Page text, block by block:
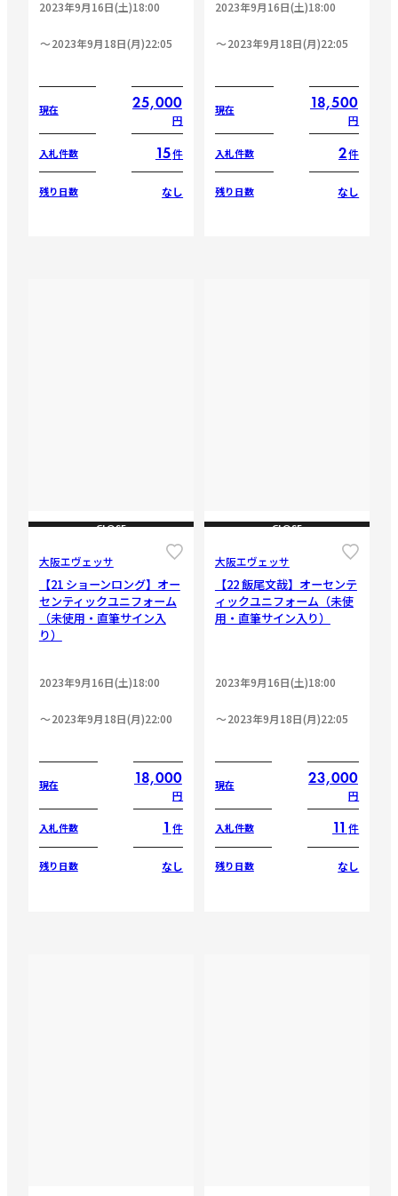
2023年9月16日(土)18:00
2023年9月18日(月)22:05
現在 25,000
円
入札件数 15件
残り日数 なし
2023年9月16日(土)18:00
2023年9月18日(月)22:05
現在 18,500
円
入札件数 2件
残り日数 なし
CLOSE
大阪エヴェッサ
【21 ショーンロング】オー
センティックユニフォーム
（未使用・直筆サイン入
り）
2023年9月16日(土)18:00
2023年9月18日(月)22:00
現在 18,000
円
入札件数 1 件
残り日数 なし
CLOSE
大阪エヴェッサ
【22 飯尾文哉】オーセンテ
ィックユニフォーム（未使
用・直筆サイン入り）
2023年9月16日(土)18:00
2023年9月18日(月)22:05
現在 23,000
円
入札件数 11 件
残り日数 なし